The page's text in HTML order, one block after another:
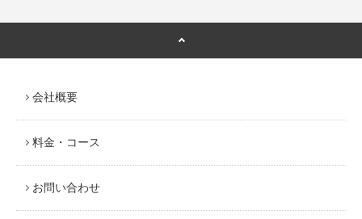
会社概要
料金・コース
お問い合わせ